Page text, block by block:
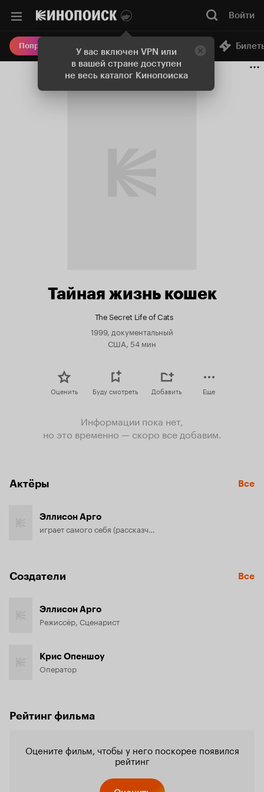
У вас включен VPN или
в вашей стране доступен
не весь каталог Кинопоиска
Войти
Попробовать Плюс Онлайн-кинотеатр
Тайная жизнь кошек
The Secret Life of Cats
1999, документальный
США, 54 мин
Оценить Буду смотреть Добавить Еще
Информации пока нет,
но это временно — скоро все добавим.
Актёры Все
Эллисон Арго
играет самого себя (рассказчик)
Создатели Все
Эллисон Арго
Режиссёр, Сценарист
Крис Опеншоу
Оператор
Рейтинг фильма
Оцените фильм, чтобы у него поскорее появился
рейтинг